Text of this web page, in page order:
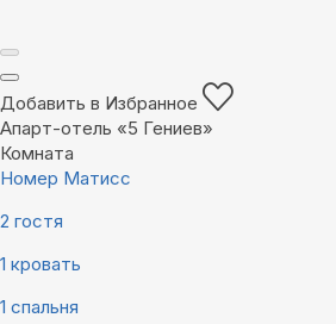
Добавить в Избранное
Апарт-отель «5 Гениев»
Комната
Номер Матисс
2 гостя
1 кровать
1 спальня